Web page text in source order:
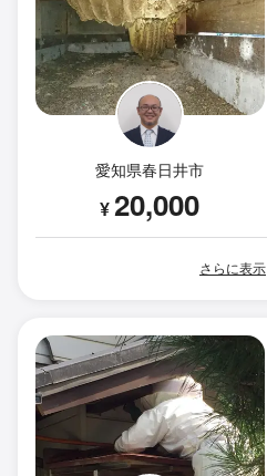
愛知県春日井市
¥20,000
さらに表示